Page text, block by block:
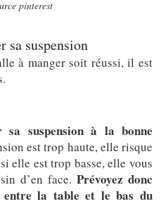
pinterest
sa suspension
à manger soit réussi, il est
sa suspension à la bonne
est trop haute, elle risque
elle est trop basse, elle vous
d’en face. Prévoyez donc
entre la table et le bas du